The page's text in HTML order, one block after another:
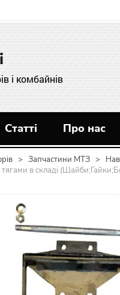
і комбайнів
Статті Про нас
> Запчастини МТЗ >
в складі